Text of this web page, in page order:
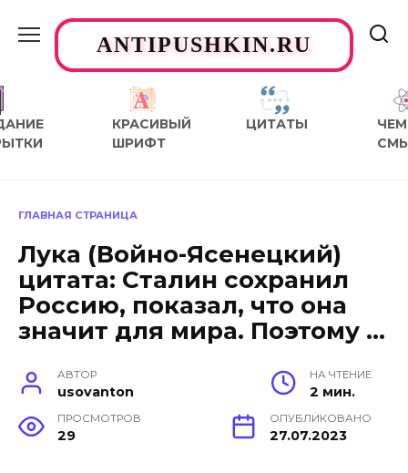
содержаниюANTIPUSHKIN.RU
КРАСИВЫЙ
ШРИФТ
ЦИТАТЫ
ЧЕМ
ГЛАВНАЯ СТРАНИЦА
Лука (Войно-Ясенецкий)
цитата: Сталин сохранил
Россию, показал, что она
значит для мира. Поэтому …
АВТОР
usovanton
НА ЧТЕНИЕ
2 мин.
ПРОСМОТРОВ
29
ОПУБЛИКОВАНО
27.07.2023